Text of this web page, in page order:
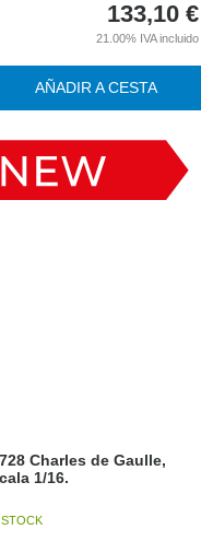
133,10 €
21.00% IVA incluido
AÑADIR A CESTA
Charles de Gaulle,
1/16.